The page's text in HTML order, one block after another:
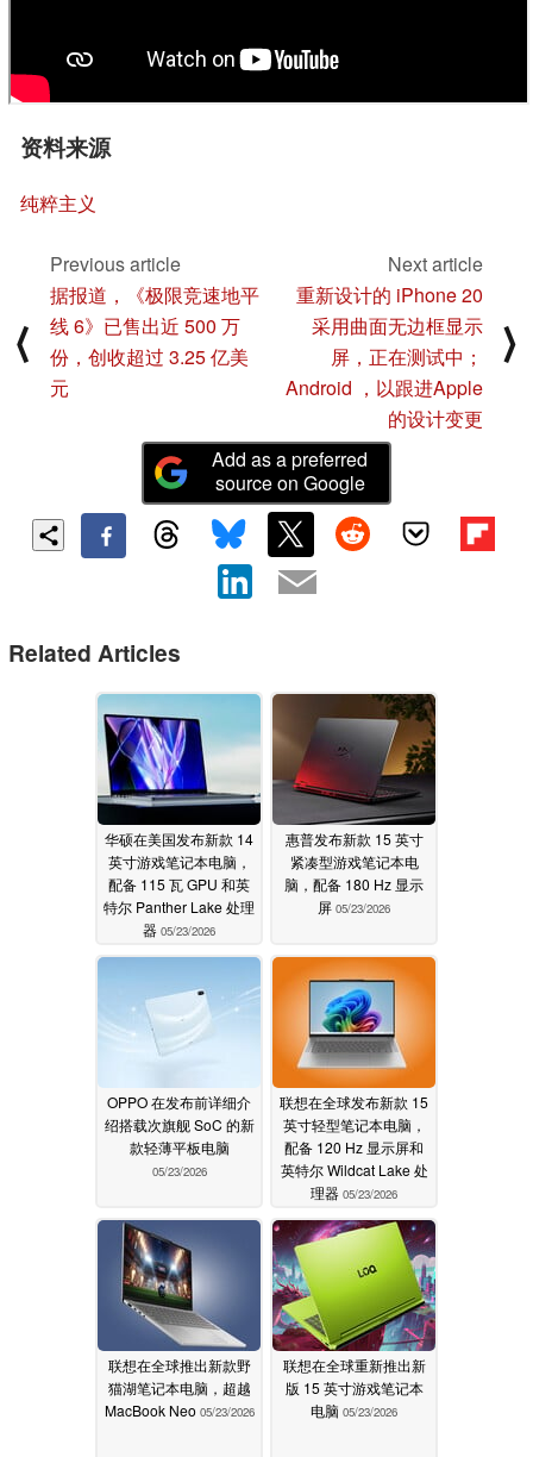
资料来源
纯粹主义
⟨
Previous article
据报道，《极限竞速地平
线 6》已售出近 500 万
份，创收超过 3.25 亿美
元
Next article
重新设计的 iPhone 20
采用曲面无边框显示
屏，正在测试中；
Android ，以跟进Apple
的设计变更
⟩
Add as a preferred
source on Google
Related Articles
华硕在美国发布新款 14
英寸游戏笔记本电脑，
配备 115 瓦 GPU 和英
特尔 Panther Lake 处理
器 05/23/2026
惠普发布新款 15 英寸
紧凑型游戏笔记本电
脑，配备 180 Hz 显示
屏 05/23/2026
OPPO 在发布前详细介
绍搭载次旗舰 SoC 的新
款轻薄平板电脑
05/23/2026
联想在全球发布新款 15
英寸轻型笔记本电脑，
配备 120 Hz 显示屏和
英特尔 Wildcat Lake 处
理器 05/23/2026
联想在全球推出新款野
猫湖笔记本电脑，超越
MacBook Neo 05/23/2026
联想在全球重新推出新
版 15 英寸游戏笔记本
电脑 05/23/2026